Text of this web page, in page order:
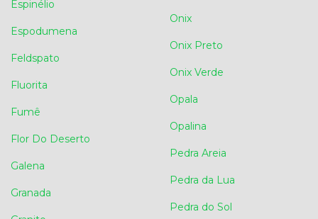
Espinélio
Espodumena
Feldspato
Fluorita
Fumê
Flor Do Deserto
Galena
Granada
Onix
Onix Preto
Onix Verde
Opala
Opalina
Pedra Areia
Pedra da Lua
Pedra do Sol